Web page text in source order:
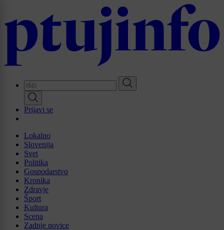
main
Prijavi se
Lokalno
Slovenija
Svet
Politika
Gospodarstvo
Kronika
Zdravje
Šport
Kultura
Scena
Zadnje novice